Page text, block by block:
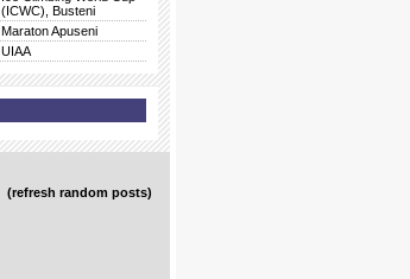
(ICWC), Busteni
Maraton Apuseni
UIAA
(refresh random posts)